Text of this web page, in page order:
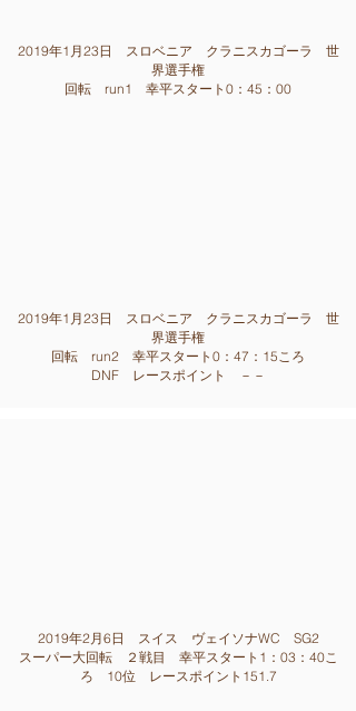
2019年1月23日 スロベニア クラニスカゴーラ 世
界選手権
回転 run1
幸平スタート0：45：00
2019年1月23日 スロベニア クラニスカゴーラ 世
界選手権
回転 run2 幸平スタート0：47：15ころ
DNF レースポイント －－
2019年2月6日 スイス ヴェイソナWC SG2
スーパー大回転 ２戦目 幸平スタート1：03：40こ
ろ 10位 レースポイント151.7